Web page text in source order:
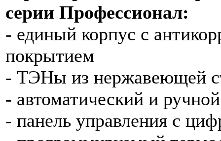
серии Профессионал:
- единый корпус с
покрытием
- ТЭНы из нержавеющей
- автоматический и
- панель управления с